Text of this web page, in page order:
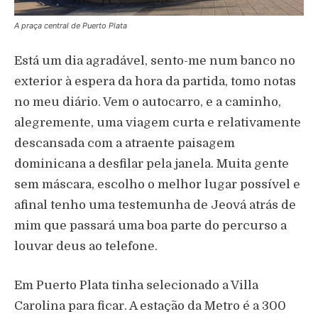
A praça central de Puerto Plata
Está um dia agradável, sento-me num banco no
exterior à espera da hora da partida, tomo notas
no meu diário. Vem o autocarro, e a caminho,
alegremente, uma viagem curta e relativamente
descansada com a atraente paisagem
dominicana a desfilar pela janela. Muita gente
sem máscara, escolho o melhor lugar possível e
afinal tenho uma testemunha de Jeová atrás de
mim que passará uma boa parte do percurso a
louvar deus ao telefone.
Em Puerto Plata tinha selecionado a Villa
Carolina para ficar. A estação da Metro é a 300